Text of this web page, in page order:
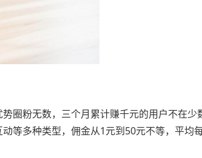
圈粉无数，三个月累计赚千元的用户不在少
等多种类型，佣金从1元到50元不等，平均